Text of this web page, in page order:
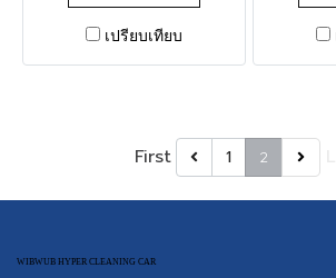
เปรียบเทียบ
First 1 2
WIBWUB HYPER CLEANING CAR